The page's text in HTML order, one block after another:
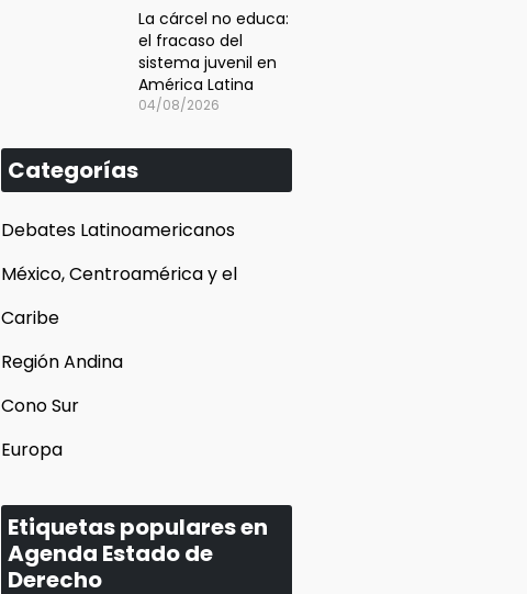
La cárcel no educa:
el fracaso del
sistema juvenil en
América Latina
04/08/2026
Categorías
Debates Latinoamericanos
México, Centroamérica y el
Caribe
Región Andina
Cono Sur
Europa
Etiquetas populares en
Agenda Estado de
Derecho